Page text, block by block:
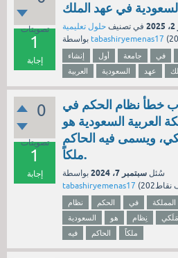
تصويتات
1
إجابة
السعودية في عهد الملك
في تصنيف حلول تعليمية
tabashiryemenas17 (
إنشاء أول جامعة في
العربية
السعودية عهد
0
تصويتات
1
إجابة
خطأ نظام الحكم في
العربية السعودية هو
ويسمى فيه الحاكم
ملكاً.
سُئل سبتمبر 7، 2024
بواسطة
tabashiryemenas17 (
نظام الحكم في المملكة
السعودية
هو نِظام
فيه
الحاكم ملكاً